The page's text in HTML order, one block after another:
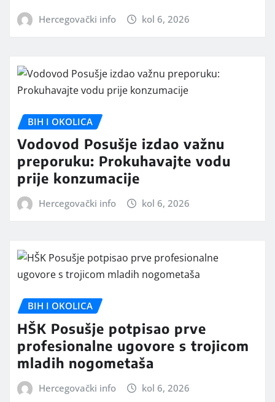
Hercegovački info kol 6, 2026
BIH I OKOLICA
Vodovod Posušje izdao važnu
preporuku: Prokuhavajte vodu
prije konzumacije
Hercegovački info kol 6, 2026
BIH I OKOLICA
HŠK Posušje potpisao prve
profesionalne ugovore s trojicom
mladih nogometaša
Hercegovački info kol 6, 2026